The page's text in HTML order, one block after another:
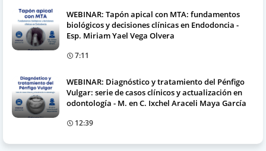
WEBINAR: Tapón apical con MTA: fundamentos
biológicos y decisiones clínicas en Endodoncia -
Esp. Miriam Yael Vega Olvera
7:11
WEBINAR: Diagnóstico y tratamiento del Pénfigo
Vulgar: serie de casos clínicos y actualización en
odontología - M. en C. Ixchel Araceli Maya García
12:39